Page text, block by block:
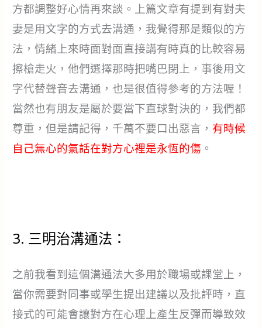
方都調整好心情再來談。上篇文章有提到有對夫
妻是用文字的方式去溝通，我覺得那是類似的方
法，情緒上來時面對面直接講有時真的比較容易
擦槍走火，他們選擇那時把嘴巴閉上，事後用文
字代替聲音去溝通，也是很值得參考的方法喔！
當然也有朋友是屬於要當下直球對決的，我們都
尊重，但是請記得，千萬不要口出惡言， 有時候
自己無心的氣話在對方心裡是永恆的傷 。
3. 三明治溝通法：
之前我看到這個溝通法大多用於職場或課堂上，
當你需要對同事或學生提出建議以及批評時，直
接式的可能會讓對方在心理上產生反彈而導致效